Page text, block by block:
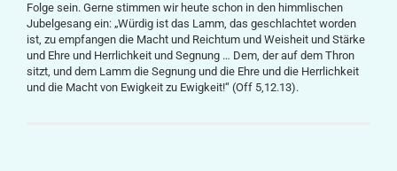
Folge sein. Gerne stimmen wir heute schon in den himm­lischen
Jubelgesang ein: „Würdig ist das Lamm, das geschlachtet worden
ist, zu empfangen die Macht und Reich­tum und Weisheit und Stärke
und Ehre und Herrlichkeit und Segnung … Dem, der auf dem Thron
sitzt, und dem Lamm die Segnung und die Ehre und die Herrlichkeit
und die Macht von Ewigkeit zu Ewigkeit!“ (Off 5,12.13).